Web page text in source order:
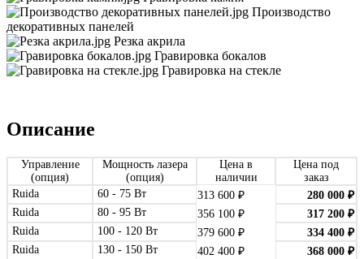
Производство
декоративных панелей
Резка акрила
Гравировка бокалов
Гравировка на стекле
Описание
Управление
(опция)
Мощность лазера
(опция)
Цена в
наличии
Цена под
заказ
Ruida
60 - 75 Вт 313 600 ₽ 280 000 ₽
Ruida
80 - 95 Вт 356 100 ₽ 317 200 ₽
Ruida
100 - 120 Вт 379 600 ₽ 334 400 ₽
Ruida
130 - 150 Вт 402 400 ₽ 368 000 ₽